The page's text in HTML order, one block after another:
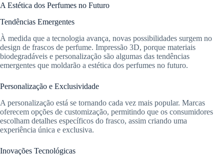
A Estética dos Perfumes no Futuro
Tendências Emergentes
À medida que a tecnologia avança, novas possibilidades surgem no
design de frascos de perfume. Impressão 3D, porque materiais
biodegradáveis e personalização são algumas das tendências
emergentes que moldarão a estética dos perfumes no futuro.
Personalização e Exclusividade
A personalização está se tornando cada vez mais popular. Marcas
oferecem opções de customização, permitindo que os consumidores
escolham detalhes específicos do frasco, assim criando uma
experiência única e exclusiva.
Inovações Tecnológicas